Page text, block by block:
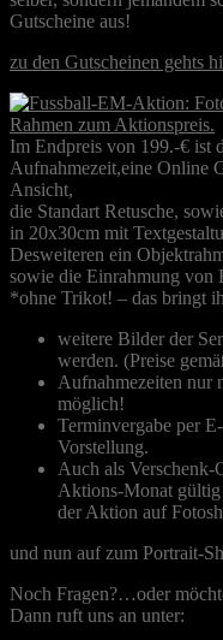
Gutscheine aus!
zu den Gutscheinen gehts
Im Endpreis von 199.-€ ist
Aufnahmezeit,eine Online
Ansicht,
die Standart Retusche,
in 20x30cm mit
Desweiteren ein
sowie die Einrahmung
*ohne Trikot! – das bringt
weitere Bilder der
werden. (Preise
Aufnahmezeiten nur
möglich!
Terminvergabe per
Vorstellung.
Auch als
Aktions-Monat
der Aktion auf
und nun auf zum Portrait-
Noch Fragen?…oder
Dann ruft uns an unter: